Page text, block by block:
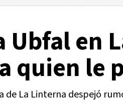
Ubfal en
quien le
de La Linterna despejó